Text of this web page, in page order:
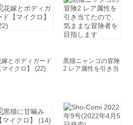
嫁とボディガード
マイクロ】 (22)
黒猫ニャンゴの冒険
2 レア属性を引き当